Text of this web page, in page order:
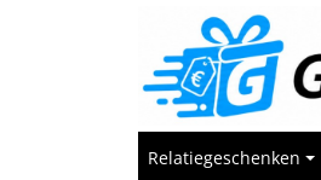
Relatiegeschenken